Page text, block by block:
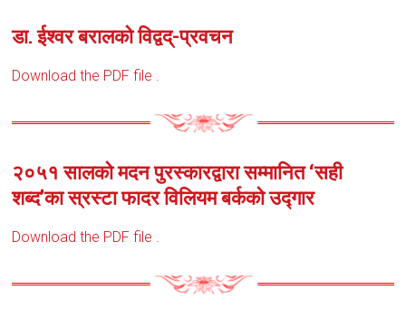
डा. ईश्वर बरालको विद्वद्-प्रवचन
Download the PDF file .
२०५१ सालको मदन पुरस्कारद्वारा सम्मानित ‘सही
शब्द’का स्रस्टा फादर विलियम बर्कको उद्गार
Download the PDF file .